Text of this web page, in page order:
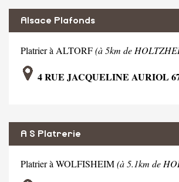
Alsace Plafonds
Platrier à ALTORF(à 5km de
4 RUE JACQUELINE AURIOL
A S Platrerie
Platrier à WOLFISHEIM(à 5.1km de